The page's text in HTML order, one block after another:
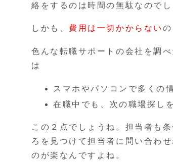
絡をするのは時間の無駄なのでし
しかも、 費用は一切かからない
色んな転職サポートの会社を調
は
スマホやパソコンで多くの
在職中でも、次の職場探し
この２点でしょうね。担当者も
ろを見つけて担当者に問い合わ
のが楽なんですよね。